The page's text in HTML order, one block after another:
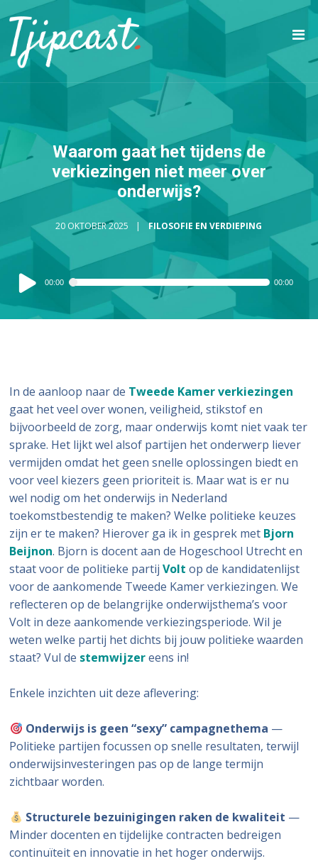
Waarom gaat het tijdens de
verkiezingen niet meer over
onderwijs?
20 OKTOBER 2025 FILOSOFIE EN VERDIEPING
Audiospeler
00:00 00:00
In de aanloop naar de Tweede Kamerverkiezingen
gaat het veel over wonen, veiligheid, stikstof en
bijvoorbeeld de zorg, maar onderwijs komt niet vaak ter
sprake. Het lijkt wel alsof partijen het onderwerp liever
vermijden omdat het geen snelle oplossingen biedt en
voor veel kiezers geen prioriteit is. Maar wat is er nu
wel nodig om het onderwijs in Nederland
toekomstbestendig te maken? Welke politieke keuzes
zijn er te maken? Hierover ga ik in gesprek met Bjorn
Beijnon. Bjorn is docent aan de Hogeschool Utrecht en
staat voor de politieke partijVolt op de kandidatenlijst
voor de aankomende Tweede Kamer verkiezingen. We
reflecteren op de belangrijke onderwijsthema’s voor
Volt in deze aankomende verkiezingsperiode. Wil je
weten welke partij het dichts bij jouw politieke waarden
staat? Vul de stemwijzereens in!
Enkele inzichten uit deze aflevering:
Onderwijs is geen “sexy” campagnethema —
Politieke partijen focussen op snelle resultaten, terwijl
onderwijsinvesteringen pas op de lange termijn
zichtbaar worden.
Structurele bezuinigingen raken de kwaliteit —
Minder docenten en tijdelijke contracten bedreigen
continuïteit en innovatie in het hoger onderwijs.